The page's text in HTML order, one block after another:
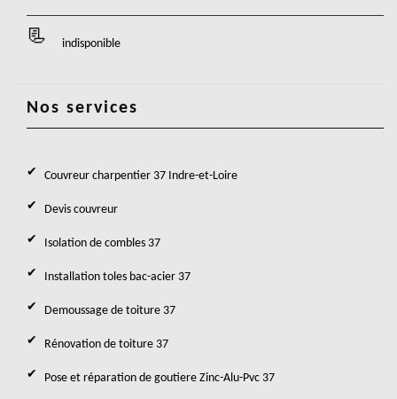
indisponible
Nos services
Couvreur charpentier 37 Indre-et-Loire
Devis couvreur
Isolation de combles 37
Installation toles bac-acier 37
Demoussage de toiture 37
Rénovation de toiture 37
Pose et réparation de goutiere Zinc-Alu-Pvc 37